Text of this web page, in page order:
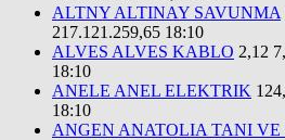
ALTNY ALTINAY SAVUNMA
217.121.259,65 18:10
ALVES ALVES KABLO 2,12
18:10
ANELE ANEL ELEKTRIK
18:10
ANGEN ANATOLIA TANI